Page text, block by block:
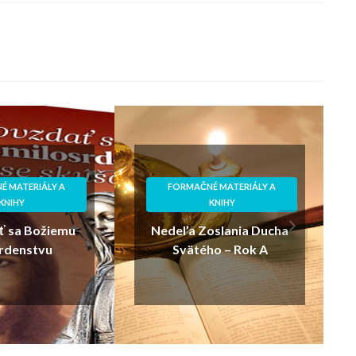
MATERIÁLY A
sa Božiemu
FORMAČNÉ MATERIÁLY A
KNIHY
Nedel’a Zoslania Ducha
Svätého – Rok A